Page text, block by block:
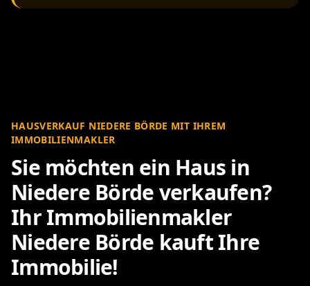
HAUSVERKAUF NIEDERE BÖRDE MIT IHREM
IMMOBILIENMAKLER
Sie möchten ein Haus in
Niedere Börde verkaufen?
Ihr Immobilienmakler
Niedere Börde kauft Ihre
Immobilie!